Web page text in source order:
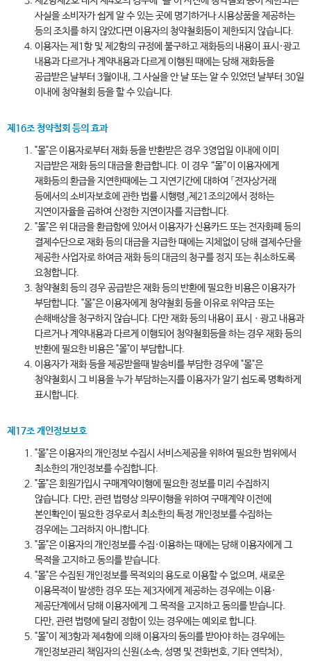
사실을 소비자가 쉽게 알 수 있는 곳에 명기하거나 시용상품을 제공하는
등의 조치를 하지 않았다면 이용자의 청약철회등이 제한되지 않습니다.
이용자는 제1항 및 제2항의 규정에 불구하고 재화등의 내용이 표시·광고
내용과 다르거나 계약내용과 다르게 이행된 때에는 당해 재화등을
공급받은 날부터 3월이내, 그 사실을 안 날 또는 알 수 있었던 날부터 30일
이내에 청약철회 등을 할 수 있습니다.
제16조 청약철회 등의 효과
"몰"은 이용자로부터 재화 등을 반환받은 경우 3영업일 이내에 이미
지급받은 재화 등의 대금을 환급합니다. 이 경우 “몰”이 이용자에게
재화등의 환급을 지연한때에는 그 지연기간에 대하여 「전자상거래
등에서의 소비자보호에 관한 법률 시행령」제21조의2에서 정하는
지연이자율을 곱하여 산정한 지연이자를 지급합니다.
"몰"은 위 대금을 환급함에 있어서 이용자가 신용카드 또는 전자화폐 등의
결제수단으로 재화 등의 대금을 지급한 때에는 지체없이 당해 결제수단을
제공한 사업자로 하여금 재화 등의 대금의 청구를 정지 또는 취소하도록
요청합니다.
청약철회 등의 경우 공급받은 재화 등의 반환에 필요한 비용은 이용자가
부담합니다. "몰"은 이용자에게 청약철회 등을 이유로 위약금 또는
손해배상을 청구하지 않습니다. 다만 재화 등의 내용이 표시ㆍ광고 내용과
다르거나 계약내용과 다르게 이행되어 청약철회등을 하는 경우 재화 등의
반환에 필요한 비용은 "몰"이 부담합니다.
이용자가 재화 등을 제공받을때 발송비를 부담한 경우에 "몰"은
청약철회시 그 비용을 누가 부담하는지를 이용자가 알기 쉽도록 명확하게
표시합니다.
제17조 개인정보보호
"몰"은 이용자의 개인정보 수집시 서비스제공을 위하여 필요한 범위에서
최소한의 개인정보를 수집합니다.
"몰"은 회원가입시 구매계약이행에 필요한 정보를 미리 수집하지
않습니다. 다만, 관련 법령상 의무이행을 위하여 구매계약 이전에
본인확인이 필요한 경우로서 최소한의 특정 개인정보를 수집하는
경우에는 그러하지 아니합니다.
"몰"은 이용자의 개인정보를 수집·이용하는 때에는 당해 이용자에게 그
목적을 고지하고 동의를 받습니다.
"몰"은 수집된 개인정보를 목적외의 용도로 이용할 수 없으며, 새로운
이용목적이 발생한 경우 또는 제3자에게 제공하는 경우에는 이용·
제공단계에서 당해 이용자에게 그 목적을 고지하고 동의를 받습니다.
다만, 관련 법령에 달리 정함이 있는 경우에는 예외로 합니다.
"몰"이 제3항과 제4항에 의해 이용자의 동의를 받아야 하는 경우에는
개인정보관리 책임자의 신원(소속, 성명 및 전화번호, 기타 연락처),